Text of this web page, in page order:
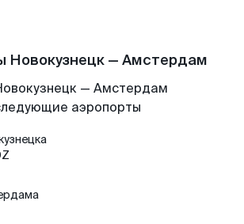
Новокузнецк — Амстердам
— Амстердам
аэропорты